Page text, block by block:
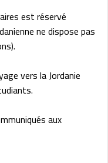
est réservé
ne dispose pas
vers la Jordanie
aux